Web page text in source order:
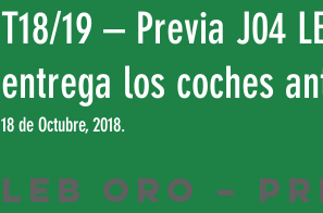
T18/19 – Previa J04
entrega los coches
18 de Octubre, 2018.
LEB Oro –